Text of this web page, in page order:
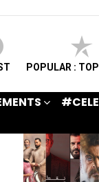
POPULAR :